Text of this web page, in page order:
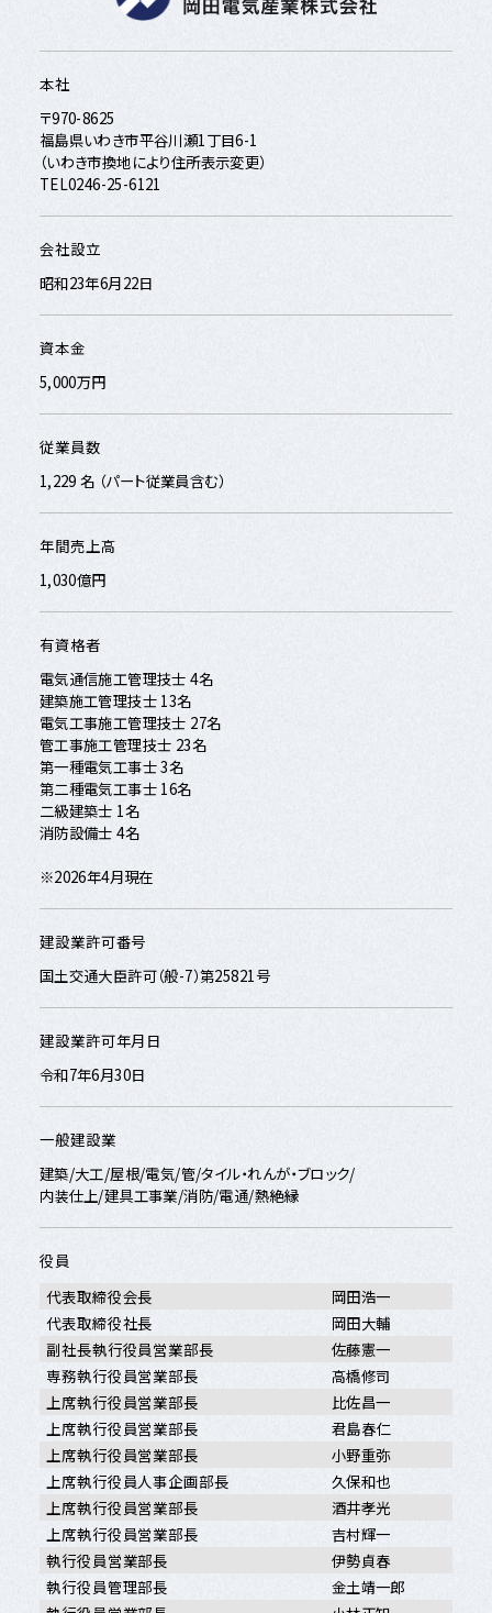
本社
〒970-8625
福島県いわき市平谷川瀬1丁目6-1
（いわき市換地により住所表示変更）
TEL0246-25-6121
会社設立
昭和23年6月22日
資本金
5,000万円
従業員数
1,229 名 （パート従業員含む）
年間売上高
1,030億円
有資格者
電気通信施工管理技士 4名
建築施工管理技士 13名
電気工事施工管理技士 27名
管工事施工管理技士 23名
第一種電気工事士 3名
第二種電気工事士 16名
二級建築士 1名
消防設備士 4名
※2026年4月現在
建設業許可番号
国土交通大臣許可（般-7）第25821号
建設業許可年月日
令和7年6月30日
一般建設業
建築/大工/屋根/電気/管/タイル・れんが・ブロック/
内装仕上/建具工事業/消防/電通/熱絶縁
役員
代表取締役会長
岡田浩一
代表取締役社長
岡田大輔
副社長執行役員営業部長
佐藤憲一
専務執行役員営業部長
高橋修司
上席執行役員営業部長
比佐昌一
上席執行役員営業部長
君島春仁
上席執行役員営業部長
小野重弥
上席執行役員人事企画部長
久保和也
上席執行役員営業部長
酒井孝光
上席執行役員営業部長
吉村輝一
執行役員営業部長
伊勢貞春
執行役員管理部長
金土靖一郎